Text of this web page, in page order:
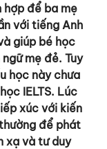
để ba mẹ
với tiếng Anh
giúp bé học
mẹ đẻ. Tuy
học này chưa
IELTS. Lúc
xúc với kiến
để phát
xạ và tư duy